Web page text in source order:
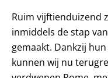
Ruim vijftienduizend
inmiddels de stap
gemaakt. Dankzij
kunnen wij nu